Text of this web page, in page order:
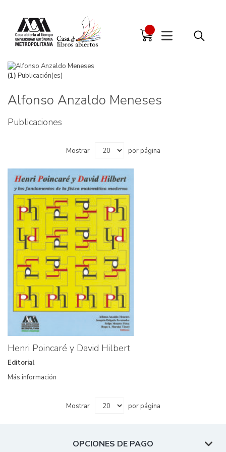
(1) Publicación(es)
Alfonso Anzaldo Meneses
Publicaciones
Mostrar por página
Henri Poincaré y David Hilbert
Editorial
Más información
Mostrar por página
OPCIONES DE PAGO